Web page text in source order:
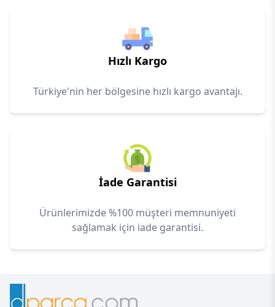
Hızlı Kargo
Türkiye'nin her bölgesine hızlı kargo avantajı.
İade Garantisi
Ürünlerimizde %100 müşteri memnuniyeti
sağlamak için iade garantisi.